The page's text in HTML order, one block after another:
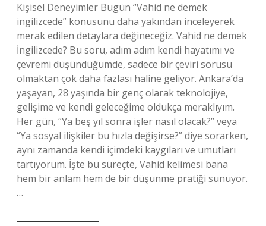
Kişisel Deneyimler Bugün “Vahid ne demek
ingilizcede” konusunu daha yakından inceleyerek
merak edilen detaylara değineceğiz. Vahid ne demek
İngilizcede? Bu soru, adım adım kendi hayatımı ve
çevremi düşündüğümde, sadece bir çeviri sorusu
olmaktan çok daha fazlası haline geliyor. Ankara’da
yaşayan, 28 yaşında bir genç olarak teknolojiye,
gelişime ve kendi geleceğime oldukça meraklıyım.
Her gün, “Ya beş yıl sonra işler nasıl olacak?” veya
“Ya sosyal ilişkiler bu hızla değişirse?” diye sorarken,
aynı zamanda kendi içimdeki kaygıları ve umutları
tartıyorum. İşte bu süreçte, Vahid kelimesi bana
hem bir anlam hem de bir düşünme pratiği sunuyor.
…